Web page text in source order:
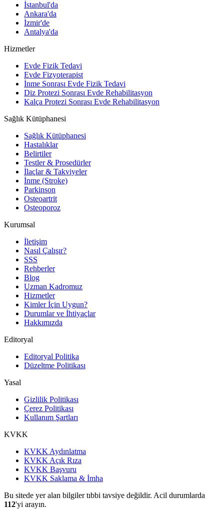
İstanbul'da
Ankara'da
İzmir'de
Antalya'da
Hizmetler
Evde Fizik Tedavi
Evde Fizyoterapist
İnme Sonrası Evde Fizik Tedavi
Diz Protezi Sonrası Evde Rehabilitasyon
Kalça Protezi Sonrası Evde Rehabilitasyon
Sağlık Kütüphanesi
Sağlık Kütüphanesi
Hastalıklar
Belirtiler
Testler & Prosedürler
İlaçlar & Takviyeler
İnme (Stroke)
Parkinson
Osteoartrit
Osteoporoz
Kurumsal
İletişim
Nasıl Çalışır?
SSS
Rehberler
Blog
Uzman Kadromuz
Hizmetler
Kimler İçin Uygun?
Durumlar ve İhtiyaçlar
Hakkımızda
Editoryal
Editoryal Politika
Düzeltme Politikası
Yasal
Gizlilik Politikası
Çerez Politikası
Kullanım Şartları
KVKK
KVKK Aydınlatma
KVKK Açık Rıza
KVKK Başvuru
KVKK Saklama & İmha
Bu sitede yer alan bilgiler tıbbi tavsiye değildir. Acil durumlarda
112'yi arayın.